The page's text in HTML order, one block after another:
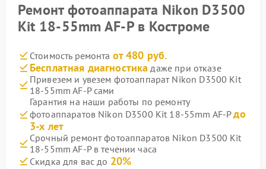
Ремонт фотоаппарата Nikon D3500
Kit 18-55mm AF-P в Костроме
Стоимость ремонта от 480 руб.
Бесплатная диагностика даже при отказе
Привезем и увезем фотоаппарат Nikon D3500 Kit
18-55mm AF-P сами
Гарантия на наши работы по ремонту
фотоаппаратов Nikon D3500 Kit 18-55mm AF-Pдо
3-х лет
Срочный ремонт фотоаппаратов Nikon D3500 Kit
18-55mm AF-P в течении часа
Скидка для вас до 20%